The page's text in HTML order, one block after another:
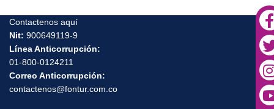
01-800-0124211
Correo Anticorrupción:
contactenos@fontur.com.co
Dirección de correspondencia de FONTUR:
Edificio Museo del Parque Calle 28 # 13A - 24 Piso 6